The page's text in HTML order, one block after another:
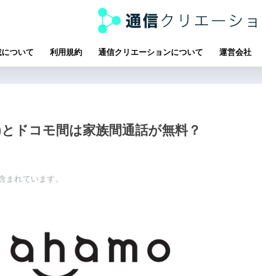
ついて 利用規約 通信クリエーションについて 運営会社
ドコモ間は家族間通話が無料？
まれています。